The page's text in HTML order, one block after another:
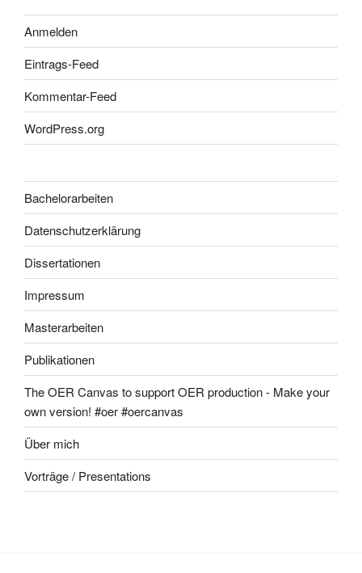
Anmelden
Eintrags-Feed
Kommentar-Feed
WordPress.org
Bachelorarbeiten
Datenschutzerklärung
Dissertationen
Impressum
Masterarbeiten
Publikationen
The OER Canvas to support OER production - Make your
own version! #oer #oercanvas
Über mich
Vorträge / Presentations